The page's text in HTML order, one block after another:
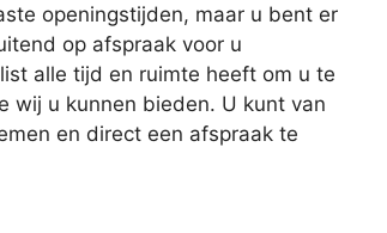
openingstijden, maar u bent er
op afspraak voor u
alle tijd en ruimte heeft om u te
wij u kunnen bieden. U kunt van
en direct een afspraak te